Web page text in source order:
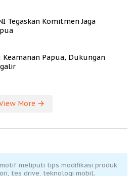
Tegaskan Komitmen Jaga
Keamanan Papua, Dukungan
More
meliputi tips modifikasi produk
tes drive, teknologi mobil.